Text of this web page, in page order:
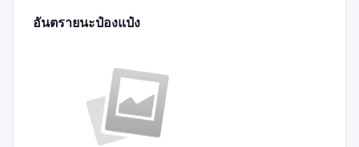
อันตรายนะป๋องแป๋ง